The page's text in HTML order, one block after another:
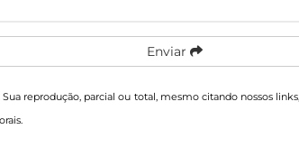
Enviar
reprodução, parcial ou total, mesmo citando nossos
.